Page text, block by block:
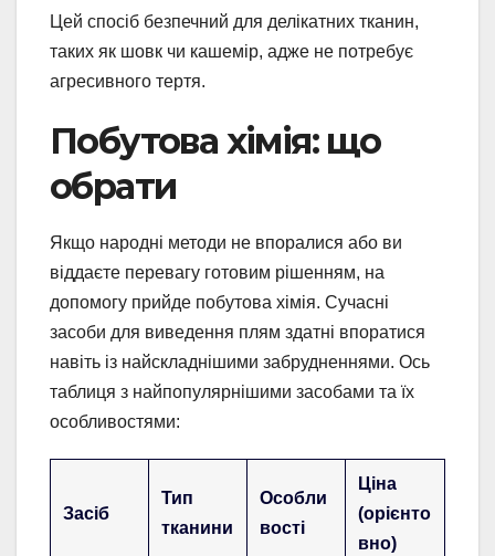
Цей спосіб безпечний для делікатних тканин,
таких як шовк чи кашемір, адже не потребує
агресивного тертя.
Побутова хімія: що
обрати
Якщо народні методи не впоралися або ви
віддаєте перевагу готовим рішенням, на
допомогу прийде побутова хімія. Сучасні
засоби для виведення плям здатні впоратися
навіть із найскладнішими забрудненнями. Ось
таблиця з найпопулярнішими засобами та їх
особливостями:
Засіб
Тип
тканини
Особли
вості
Ціна
(орієнто
вно)